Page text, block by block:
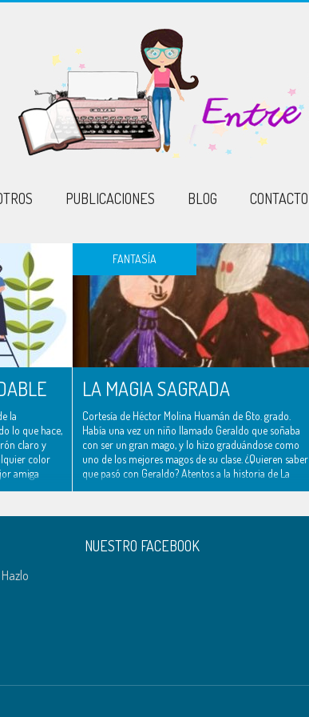
PUBLICACIONES BLOG CONTACTO
la
lo que hace,
claro y
color
amiga
FANTASÍA
LA MAGIA SAGRADA
Cortesía de Héctor Molina Huamán de 6to. grado.
Había una vez un niño llamado Geraldo que soñaba
con ser un gran mago, y lo hizo graduándose como
uno de los mejores magos de su clase. ¿Quieren saber
que pasó con Geraldo? Atentos a la historia de La
NUESTRO FACEBOOK